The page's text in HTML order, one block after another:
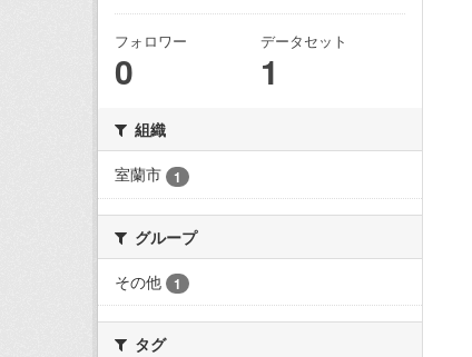
フォロワー
0
データセット
1
組織
室蘭市
1
グループ
その他
1
タグ